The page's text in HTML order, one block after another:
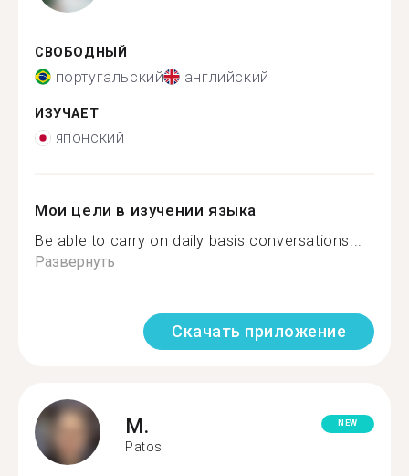
СВОБОДНЫЙ
португальский английский
ИЗУЧАЕТ
японский
Мои цели в изучении языка
Be able to carry on daily basis conversations...
Развернуть
Скачать приложение
M.
Patos
NEW